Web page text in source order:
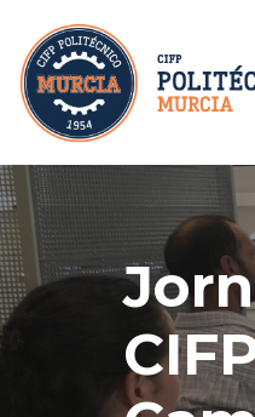
Saltar
al
contenido